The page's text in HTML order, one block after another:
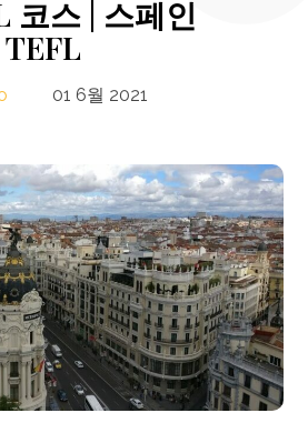
코스 | 스페인
01 6월 2021